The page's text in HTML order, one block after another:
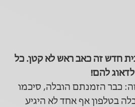
חדש זה כאב ראש לא קטן. כל
להם!
כבר הזמנתם הובלה, סיכמו
בטלפון אף אחד לא היגיע